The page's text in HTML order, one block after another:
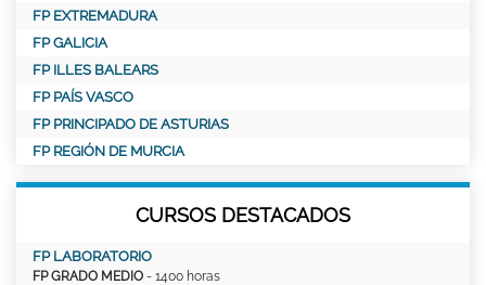
FP EXTREMADURA
FP GALICIA
FP ILLES BALEARS
FP PAÍS VASCO
FP PRINCIPADO DE ASTURIAS
FP REGIÓN DE MURCIA
CURSOS DESTACADOS
FP LABORATORIO
FP GRADO MEDIO - 1400 horas